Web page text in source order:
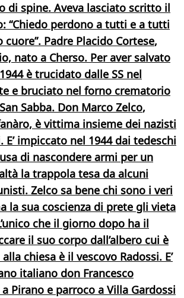
di spine. Aveva lasciato scritto il
“Chiedo perdono a tutti e a tutti
cuore”. Padre Placido Cortese,
nato a Cherso. Per aver salvato
è trucidato dalle SS nel
e bruciato nel forno crematorio
Sabba. Don Marco Zelco,
è vittima insieme dei nazisti
impiccato nel 1944 dai tedeschi
di nascondere armi per un
la trappola tesa da alcuni
Zelco sa bene chi sono i veri
la sua coscienza di prete gli vieta
che il giorno dopo ha il
il suo corpo dall’albero cui è
chiesa è il vescovo Radossi. E’
italiano don Francesco
Pirano e parroco a Villa Gardossi